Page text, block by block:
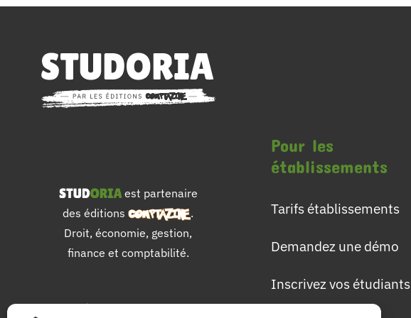
est partenaire
des éditions
.
Droit, économie, gestion,
finance et comptabilité.
Pour les
établissements
Tarifs établissements
Demandez une démo
Inscrivez vos étudiants